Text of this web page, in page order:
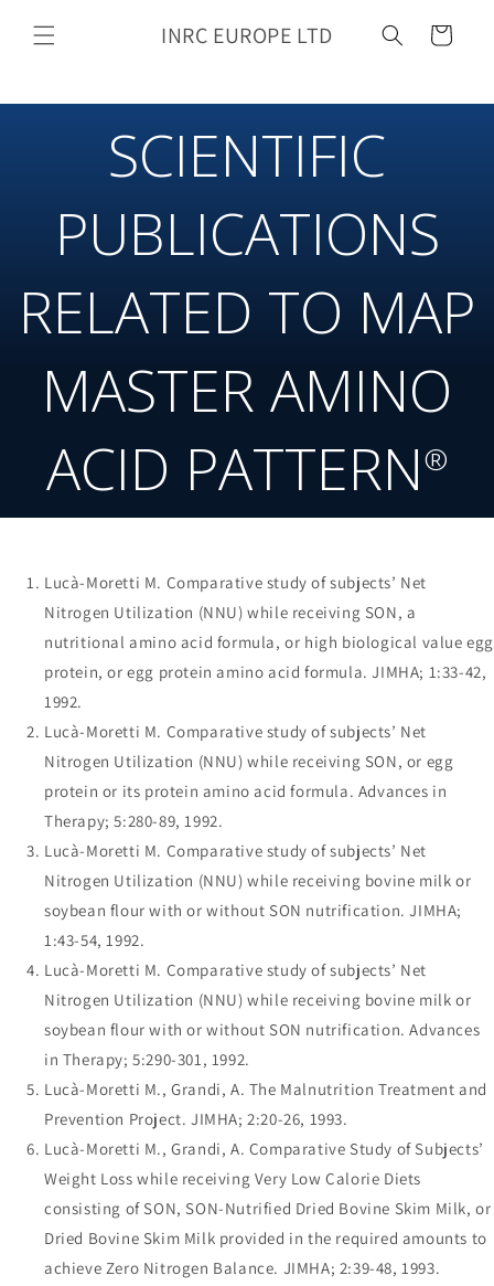
content
INRC EUROPE LTD Cart
SCIENTIFIC
PUBLICATIONS
RELATED TO MAP
MASTER AMINO
ACID PATTERN®
Lucà-Moretti M. Comparative study of subjects’ Net
Nitrogen Utilization (NNU) while receiving SON, a
nutritional amino acid formula, or high biological value egg
protein, or egg protein amino acid formula. JIMHA; 1:33-42,
1992.
Lucà-Moretti M. Comparative study of subjects’ Net
Nitrogen Utilization (NNU) while receiving SON, or egg
protein or its protein amino acid formula. Advances in
Therapy; 5:280-89, 1992.
Lucà-Moretti M. Comparative study of subjects’ Net
Nitrogen Utilization (NNU) while receiving bovine milk or
soybean flour with or without SON nutrification. JIMHA;
1:43-54, 1992.
Lucà-Moretti M. Comparative study of subjects’ Net
Nitrogen Utilization (NNU) while receiving bovine milk or
soybean flour with or without SON nutrification. Advances
in Therapy; 5:290-301, 1992.
Lucà-Moretti M., Grandi, A. The Malnutrition Treatment and
Prevention Project. JIMHA; 2:20-26, 1993.
Lucà-Moretti M., Grandi, A. Comparative Study of Subjects’
Weight Loss while receiving Very Low Calorie Diets
consisting of SON, SON-Nutrified Dried Bovine Skim Milk, or
Dried Bovine Skim Milk provided in the required amounts to
achieve Zero Nitrogen Balance. JIMHA; 2:39-48, 1993.